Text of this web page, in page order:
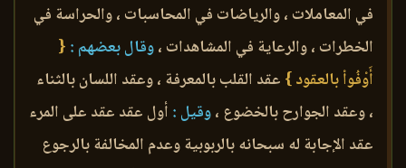
في المعاملات ، والرياضات في المحاسبات ، والحراسة في
الخطرات ، والرعاية في المشاهدات ،وقال بعضهم : {
أَوْفُواْ بالعقود } عقد القلب بالمعرفة ، وعقد اللسان بالثناء
، وعقد الجوارح بالخضوع ،وقيل : أول عقد عقد على المرء
عقد الإجابة له سبحانه بالربوبية وعدم المخالفة بالرجوع